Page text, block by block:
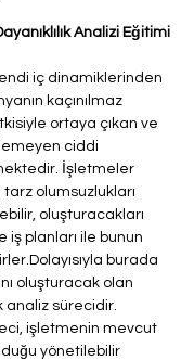
Analizi Eğitimi
iç dinamiklerinden
kaçınılmaz
ortaya çıkan ve
ciddi
İşletmeler
tarz olumsuzlukları
oluşturacakları
iş planları ile bunun
burada
oluşturacak olan
analiz sürecidir.
işletmenin mevcut
yönetilebilir